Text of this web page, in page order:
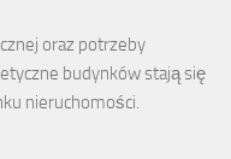
oraz potrzeby
budynków stają się
nieruchomości.